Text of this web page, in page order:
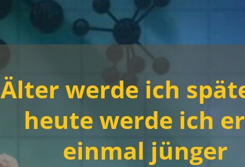
Älter werde ich
heute werde ich
einmal jünger